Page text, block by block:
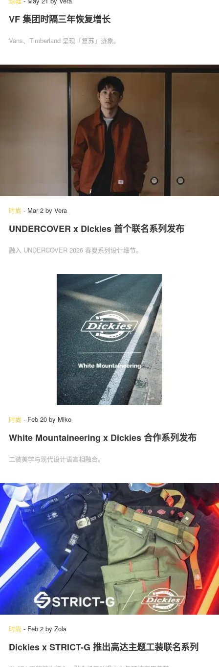
VF 集团时隔三年恢复增长
Vans、Timberland 呈现「复苏」‌迹象。
时尚 - Mar 2 by Vera
UNDERCOVER x Dickies 首个联名系列发布
融入 UNDERCOVER 2026 春夏系列设计细节。
时尚 - Feb 20 by Miko
White Mountaineering x Dickies 合作系列发布
工装美学与现代设计语言相融合。
时尚 - Feb 2 by Zola
Dickies x STRICT-G 推出高达主题工装联名系列